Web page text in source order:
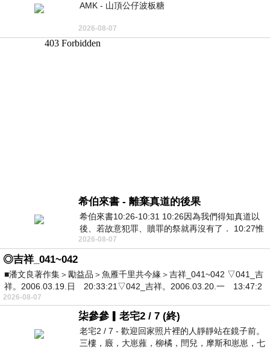
AMK - 山頂公仔波板糖
2026-08-07
希伯來書 - 離棄真道的後果
希伯來書10:26-10:31 10:26因為我們得知真道以
後、若故意犯罪、贖罪的祭就再沒有了． 10:27惟
有戰懼等候審判和那燒滅眾敵人的烈火
2026-08-07
◎吉祥_041~042
■潘文良著作集＞勵益品＞魚雁千里共今緣＞吉祥_041~042 ▽041_吉
祥。2006.03.19.日 20:33:21▽042_吉祥。2006.03.20.一 13:47:2
2026-08-07
柒參參▎老宅2 / 7 (終)
老宅2 / 7 - 歡迎回家照片裡的人靜靜站在鏡子前。
三樓，廄，大崽蕥，柳橘，閆兒，摩斯和崽崽，七